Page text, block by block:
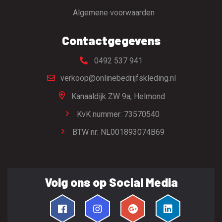
Algemene voorwaarden
Contactgegevens
0492 537 941
verkoop@onlinebedrijfskleding.nl
Kanaaldijk ZW 9a, Helmond
KvK nummer: 73570540
BTW nr: NL001893074B69
Volg ons op Social Media